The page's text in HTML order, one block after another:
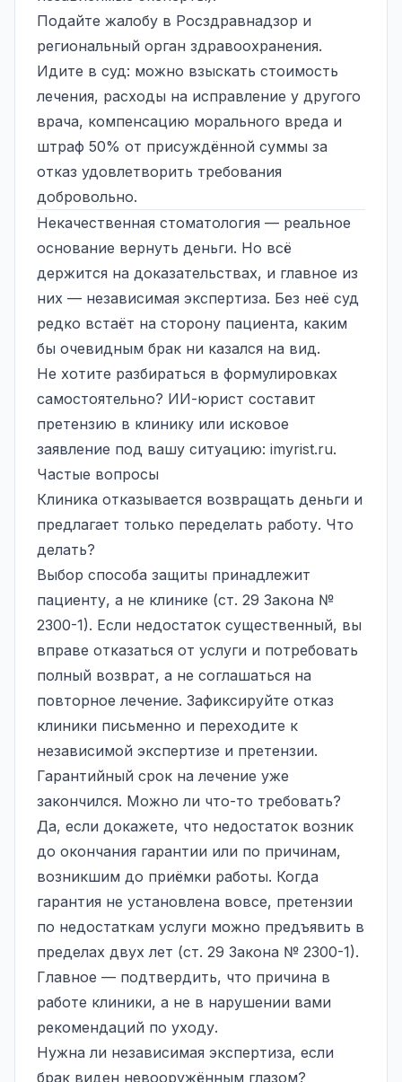
Подайте жалобу в Росздравнадзор и
региональный орган здравоохранения.
Идите в суд: можно взыскать стоимость
лечения, расходы на исправление у другого
врача, компенсацию морального вреда и
штраф 50% от присуждённой суммы за
отказ удовлетворить требования
добровольно.
Некачественная стоматология — реальное
основание вернуть деньги. Но всё
держится на доказательствах, и главное из
них — независимая экспертиза. Без неё суд
редко встаёт на сторону пациента, каким
бы очевидным брак ни казался на вид.
Не хотите разбираться в формулировках
самостоятельно? ИИ-юрист составит
претензию в клинику или исковое
заявление под вашу ситуацию: imyrist.ru.
Частые вопросы
Клиника отказывается возвращать деньги и
предлагает только переделать работу. Что
делать?
Выбор способа защиты принадлежит
пациенту, а не клинике (ст. 29 Закона №
2300-1). Если недостаток существенный, вы
вправе отказаться от услуги и потребовать
полный возврат, а не соглашаться на
повторное лечение. Зафиксируйте отказ
клиники письменно и переходите к
независимой экспертизе и претензии.
Гарантийный срок на лечение уже
закончился. Можно ли что-то требовать?
Да, если докажете, что недостаток возник
до окончания гарантии или по причинам,
возникшим до приёмки работы. Когда
гарантия не установлена вовсе, претензии
по недостаткам услуги можно предъявить в
пределах двух лет (ст. 29 Закона № 2300-1).
Главное — подтвердить, что причина в
работе клиники, а не в нарушении вами
рекомендаций по уходу.
Нужна ли независимая экспертиза, если
брак виден невооружённым глазом?